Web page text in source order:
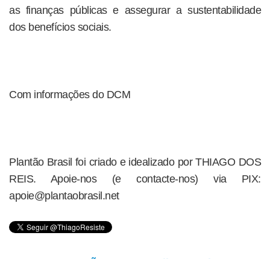
as finanças públicas e assegurar a sustentabilidade
dos benefícios sociais.
Com informações do DCM
Plantão Brasil foi criado e idealizado por THIAGO DOS
REIS. Apoie-nos (e contacte-nos) via PIX:
apoie@plantaobrasil.net